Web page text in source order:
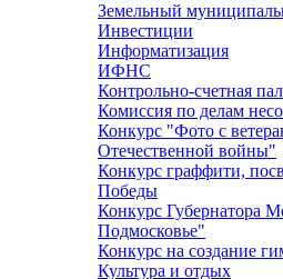
Земельный
Инвестиции
Информатизация
ИФНС
Контрольно-счетная
Комиссия по делам
Конкурс "Фото с
Отечественной войны"
Конкурс граффити,
Победы
Конкурс Губернатора
Подмосковье"
Конкурс на создание
Культура и отдых